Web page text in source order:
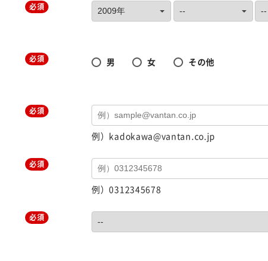
必須
必須 男 女 その他
必須
例）kadokawa@vantan.co.jp
必須
例）0312345678
必須